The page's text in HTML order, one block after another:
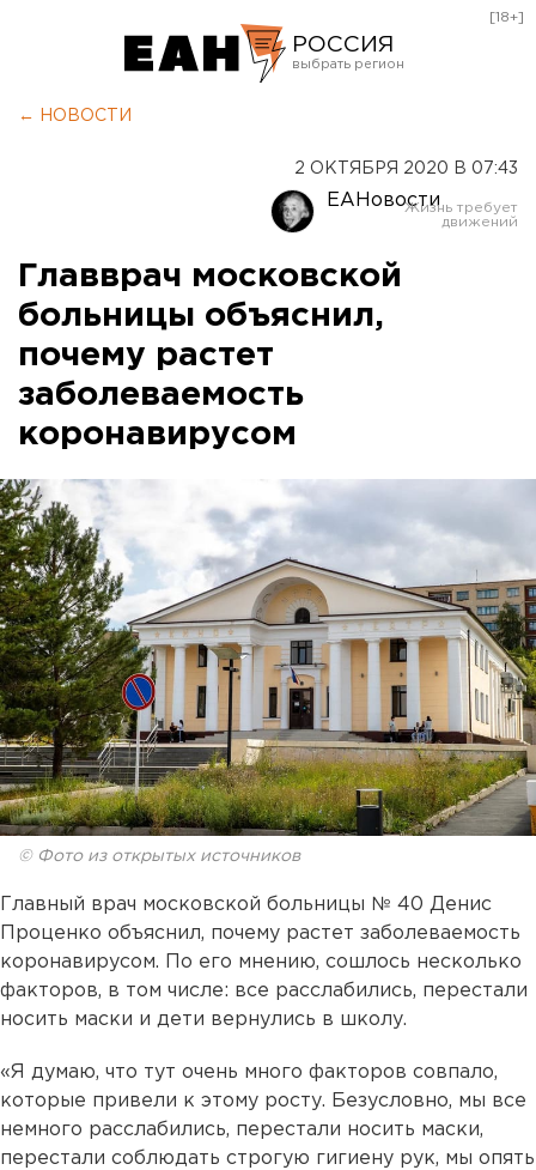
РОССИЯ
Оренбург
[18+]
← НОВОСТИ
2 ОКТЯБРЯ 2020 В 07:43
ЕАНовости
Главврач московской
больницы объяснил,
почему растет
заболеваемость
коронавирусом
© Фото из открытых источников
Главный врач московской больницы № 40 Денис
Проценко объяснил, почему растет заболеваемость
коронавирусом. По его мнению, сошлось несколько
факторов, в том числе: все расслабились, перестали
носить маски и дети вернулись в школу.
«Я думаю, что тут очень много факторов совпало,
которые привели к этому росту. Безусловно, мы все
немного расслабились, перестали носить маски,
перестали соблюдать строгую гигиену рук, мы опять